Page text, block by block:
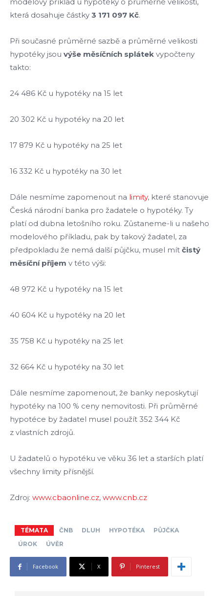
která dosahuje částky 3 171 097 Kč.
Při současné průměrné sazbě a průměrné velikosti
hypotéky jsou výše měsíčních splátek vypočteny
takto:
24 486 Kč u hypotéky na 15 let
20 302 Kč u hypotéky na 20 let
17 879 Kč u hypotéky na 25 let
16 332 Kč u hypotéky na 30 let
Dále nesmíme zapomenout na limity, které stanovuje
Česká národní banka pro žadatele o hypotéky. Ty
platí od dubna letošního roku. Zůstaneme-li u našeho
modelového příkladu, pak by takový žadatel, za
předpokladu že nemá další půjčku, musel mít čistý
měsíční příjem v této výši:
48 972 Kč u hypotéky na 15 let
40 604 Kč u hypotéky na 20 let
35 758 Kč u hypotéky na 25 let
32 664 Kč u hypotéky na 30 let
Dále nesmíme zapomenout, že banky neposkytují
hypotéky na 100 % ceny nemovitosti. Při průměrné
hypotéce by žadatel musel použít 352 344 Kč
z vlastních zdrojů.
U žadatelů o hypotéku ve věku 36 let a starších platí
všechny limity přísnější.
Zdroj: www.cbaonline.cz, www.cnb.cz
TÉMATA ČNB DLUH HYPOTÉKA
PŮJČKA
ÚROK
ÚVĚR
Facebook X Pinterest